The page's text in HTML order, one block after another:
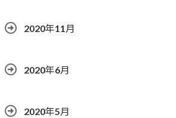
2020年11月
2020年6月
2020年5月